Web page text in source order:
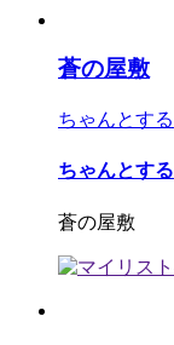
蒼の屋敷
ちゃんとする
ちゃんとする
蒼の屋敷